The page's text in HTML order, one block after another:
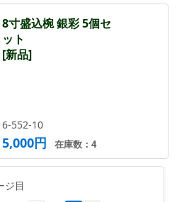
8寸盛込椀 銀彩 5個セ
ット
[新品]
6-552-10
5,000円 在庫数：4
ジ目